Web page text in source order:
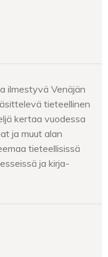
ilmestyvä Venäjän
tieteellinen
kertaa vuodessa
ja muut alan
tieteellisissä
ja kirja-